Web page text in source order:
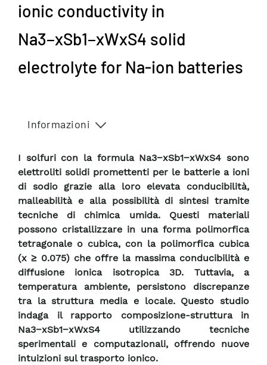
ionic conductivity in
Na3−xSb1−xWxS4 solid
electrolyte for Na-ion batteries
Informazioni
I solfuri con la formula Na3−xSb1−xWxS4 sono
elettroliti solidi promettenti per le batterie a ioni
di sodio grazie alla loro elevata conducibilità,
malleabilità e alla possibilità di sintesi tramite
tecniche di chimica umida. Questi materiali
possono cristallizzare in una forma polimorfica
tetragonale o cubica, con la polimorfica cubica
(x ≥ 0.075) che offre la massima conducibilità e
diffusione ionica isotropica 3D. Tuttavia, a
temperatura ambiente, persistono discrepanze
tra la struttura media e locale. Questo studio
indaga il rapporto composizione-struttura in
Na3−xSb1−xWxS4 utilizzando tecniche
sperimentali e computazionali, offrendo nuove
intuizioni sul trasporto ionico.